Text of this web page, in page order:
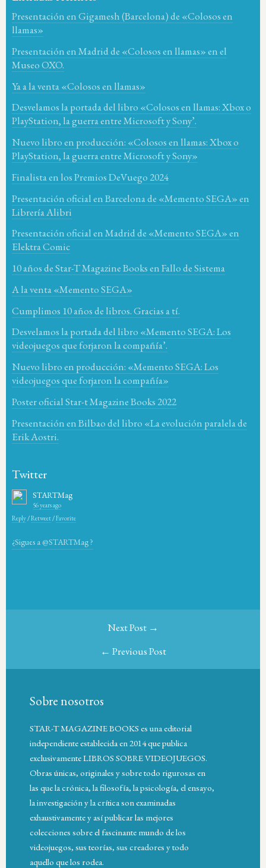
Presentación en Gigamesh (Barcelona) de «Colosos en
llamas»
Presentación en Madrid de «Colosos en llamas» en el
Museo OXO.
Ya a la venta «Colosos en llamas»
Desvelamos la portada del libro «Colosos en llamas: Xbox o
PlayStation, la guerra entre Microsoft y Sony’.
Nuevo libro en producción: «Colosos en llamas: Xbox o
PlayStation, la guerra entre Microsoft y Sony»
Finalista en los Premios DeVuego 2024
Presentación oficial en Barcelona de «Memento SEGA» en
Librería Alibri
Presentación oficial en Madrid de «Memento SEGA» en
Elektra Comic
10 años de Star-T Magazine Books en Fallo de Sistema
A la venta «Memento SEGA»
Cumplimos 10 años de libros. Gracias a tí.
Desvelamos la portada del libro «Memento SEGA: Los
videojuegos que forjaron la compañía’.
Nuevo libro en producción: «Memento SEGA: Los
videojuegos que forjaron la compañía»
Poster oficial Star-t Magazine Books 2022
Presentación en Bilbao del libro «La evolución paralela de
Erik Aostri.
Twitter
STARTMag
56 years ago
Reply/Retweet/Favorite
¿Sigues a @STARTMag ?
Next Post →
← Previous Post
Sobre nosotros
STAR-T MAGAZINE BOOKS es una editorial
independiente establecida en 2014 que publica
exclusivamente LIBROS SOBRE VIDEOJUEGOS.
Obras únicas, originales y sobre todo rigurosas en
las que la crónica, la filosofía, la psicología, el ensayo,
la investigación y la crítica son examinadas
exhaustivamente y así publicar las mejores
colecciones sobre el fascinante mundo de los
videojuegos, sus teorías, sus creadores y todo
aquello que los rodea.